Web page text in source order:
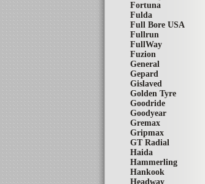
Fortuna
Fulda
Full Bore USA
Fullrun
FullWay
Fuzion
General
Gepard
Gislaved
Golden Tyre
Goodride
Goodyear
Gremax
Gripmax
GT Radial
Haida
Hammerling
Hankook
Headway